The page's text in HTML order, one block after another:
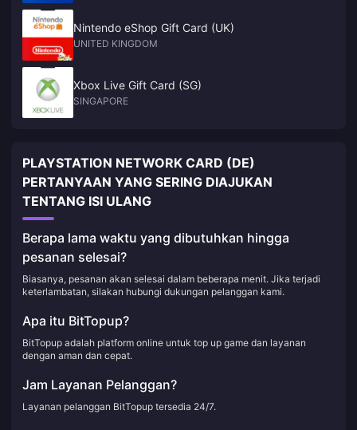
Nintendo eShop Gift Card (UK)
UNITED KINGDOM
Xbox Live Gift Card (SG)
SINGAPORE
PLAYSTATION NETWORK CARD (DE)
PERTANYAAN YANG SERING DIAJUKAN
TENTANG ISI ULANG
Berapa lama waktu yang dibutuhkan hingga
pesanan selesai?
Biasanya, pesanan akan selesai dalam beberapa menit. Jika terjadi
keterlambatan, silakan hubungi dukungan pelanggan kami.
Apa itu BitTopup?
BitTopup adalah platform online untuk top up game dan layanan
dengan aman dan cepat.
Jam Layanan Pelanggan?
Layanan pelanggan BitTopup tersedia 24/7.